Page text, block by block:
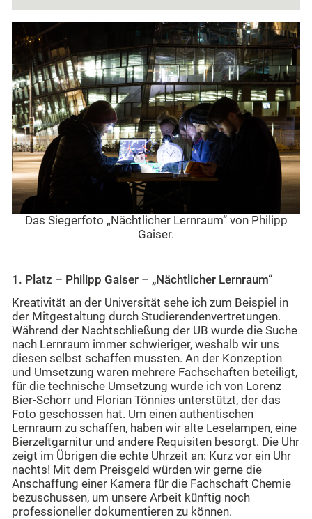
Das Siegerfoto „Nächtlicher Lernraum“ von Philipp
Gaiser.
1. Platz – Philipp Gaiser – „Nächtlicher Lernraum“
Kreativität an der Universität sehe ich zum Beispiel in
der Mitgestaltung durch Studierendenvertretungen.
Während der Nachtschließung der UB wurde die Suche
nach Lernraum immer schwieriger, weshalb wir uns
diesen selbst schaffen mussten. An der Konzeption
und Umsetzung waren mehrere Fachschaften beteiligt,
für die technische Umsetzung wurde ich von Lorenz
Bier-Schorr und Florian Tönnies unterstützt, der das
Foto geschossen hat. Um einen authentischen
Lernraum zu schaffen, haben wir alte Leselampen, eine
Bierzeltgarnitur und andere Requisiten besorgt. Die Uhr
zeigt im Übrigen die echte Uhrzeit an: Kurz vor ein Uhr
nachts! Mit dem Preisgeld würden wir gerne die
Anschaffung einer Kamera für die Fachschaft Chemie
bezuschussen, um unsere Arbeit künftig noch
professioneller dokumentieren zu können.